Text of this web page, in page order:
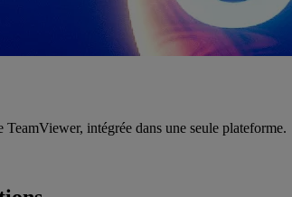
TeamViewer, intégrée dans une seule plateforme.